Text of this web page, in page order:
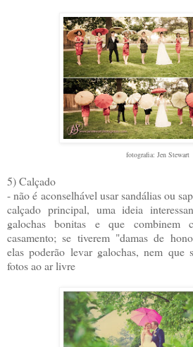
fotografia: Jen Stewart
5) Calçado
- não é aconselhável usar sandálias ou
calçado principal, uma ideia
galochas bonitas e que combinem
casamento; se tiverem "damas de
elas poderão levar galochas, nem que
fotos ao ar livre